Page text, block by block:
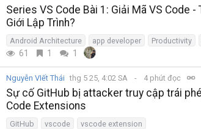
Series VS Code Bài 1: Giải Mã VS Code
Giới Lập Trình?
Android Architecture app developer Productivity
61 1 1
Nguyễn VIết Thái thg 5 25, 4:02 SA 4 phút đọc
Sự cố GitHub bị attacker truy cập trái
Code Extensions
GitHub vscode vscode extension